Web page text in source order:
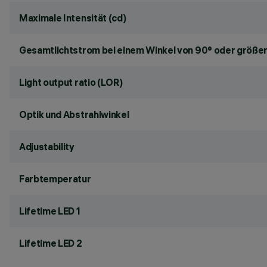
Maximale Intensität (cd)
Gesamtlichtstrom bei einem Winkel von 90° oder
Light output ratio (LOR)
Optik und Abstrahlwinkel
Adjustability
Farbtemperatur
Lifetime LED 1
Lifetime LED 2